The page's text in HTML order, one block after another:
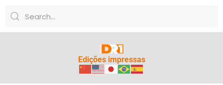
Edições impressas